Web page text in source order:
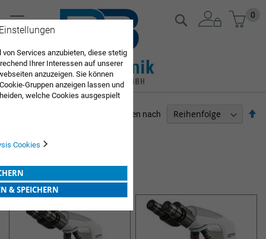
Zum
Inhalt
0
Suche
Sortieren nach
LABORGERÄTE
Services anzubieten, diese stetig
Ihrer Interessen auf unserer
anzuzeigen. Sie können
Gruppen anzeigen lassen und
welche Cookies ausgespielt
Cookies
& SPEICHERN